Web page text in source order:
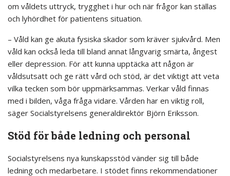
om våldets uttryck, trygghet i hur och när frågor kan ställas
och lyhördhet för patientens situation.
– Våld kan ge akuta fysiska skador som kräver sjukvård. Men
våld kan också leda till bland annat långvarig smärta, ångest
eller depression. För att kunna upptäcka att någon är
våldsutsatt och ge rätt vård och stöd, är det viktigt att veta
vilka tecken som bör uppmärksammas. Verkar våld finnas
med i bilden, våga fråga vidare. Vården har en viktig roll,
säger Socialstyrelsens generaldirektör Björn Eriksson.
Stöd för både ledning och personal
Socialstyrelsens nya kunskapsstöd vänder sig till både
ledning och medarbetare. I stödet finns rekommendationer